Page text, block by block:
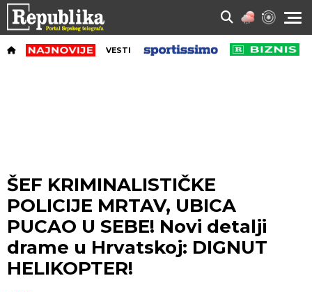
VESTI
ŠEF KRIMINALISTIČKE
POLICIJE MRTAV, UBICA
PUCAO U SEBE! Novi detalji
drame u Hrvatskoj: DIGNUT
HELIKOPTER!